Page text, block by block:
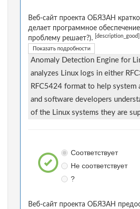
Веб-сайт проекта ОБЯЗАН
делает программное
проблему решает?).
[description_good]
Показать подробности
Anomaly Detection Engine for
analyzes Linux logs in either
RFC5424 format to help system
and software developers
of the Linux systems they are
Соответствует
Не соответствует
?
Веб-сайт проекта ОБЯЗАН